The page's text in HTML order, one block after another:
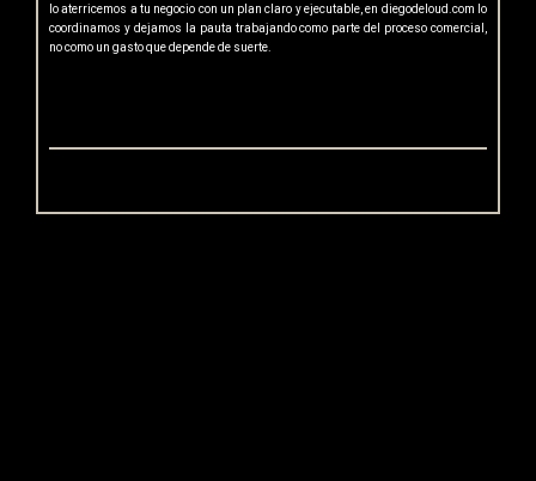
lo aterricemos a tu negocio con un plan claro y ejecutable, en diegodeloud.com lo
coordinamos y dejamos la pauta trabajando como parte del proceso comercial,
no como un gasto que depende de suerte.